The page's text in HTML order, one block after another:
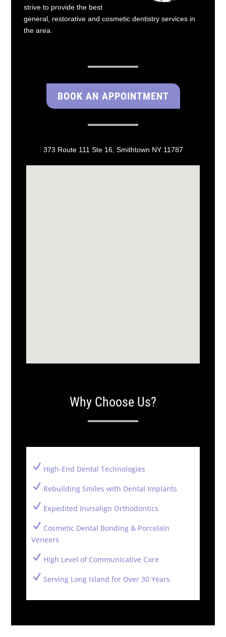
strive to provide the best
general, restorative and cosmetic dentistry services in
the area.
BOOK AN APPOINTMENT
373 Route 111 Ste 16, Smithtown NY 11787
Why Choose Us?
N High-End Dental Technologies
N Rebuilding Smiles with Dental Implants
N Expedited Invisalign Orthodontics
N Cosmetic Dental Bonding & Porcelain
Veneers
N High Level of Communicative Care
N Serving Long Island for Over 30 Years